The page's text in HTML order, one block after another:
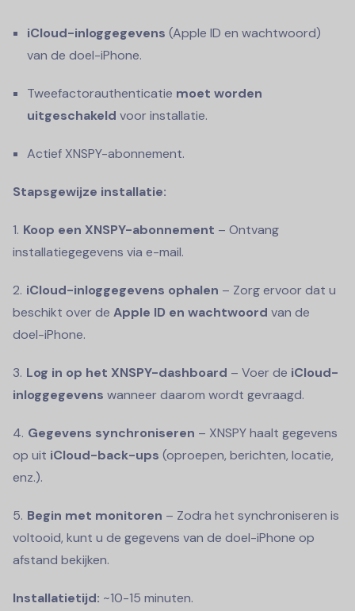
iCloud-inloggegevens (Apple ID en wachtwoord)
van de doel-iPhone.
Tweefactorauthenticatie moet worden
uitgeschakeld voor installatie.
Actief XNSPY-abonnement.
Stapsgewijze installatie:
Koop een XNSPY-abonnement – Ontvang
installatiegegevens via e-mail.
iCloud-inloggegevens ophalen – Zorg ervoor dat u
beschikt over de Apple ID en wachtwoord van de
doel-iPhone.
Log in op het XNSPY-dashboard – Voer de iCloud-
inloggegevens wanneer daarom wordt gevraagd.
Gegevens synchroniseren – XNSPY haalt gegevens
op uit iCloud-back-ups (oproepen, berichten, locatie,
enz.).
Begin met monitoren – Zodra het synchroniseren is
voltooid, kunt u de gegevens van de doel-iPhone op
afstand bekijken.
Installatietijd: ~10-15 minuten.